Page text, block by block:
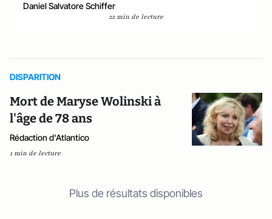
Daniel Salvatore Schiffer
22 min de lecture
DISPARITION
Mort de Maryse Wolinski à
l'âge de 78 ans
Rédaction d'Atlantico
1 min de lecture
Plus de résultats disponibles